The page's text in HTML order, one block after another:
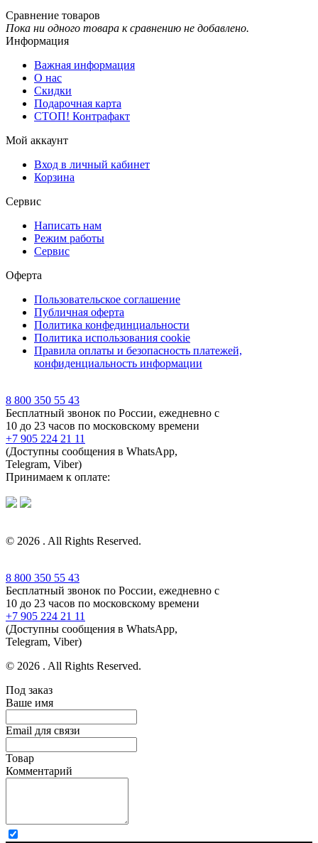
Сравнение товаров
Пока ни одного товара к сравнению не добавлено.
Информация
Важная информация
О нас
Скидки
Подарочная карта
СТОП! Контрафакт
Мой аккаунт
Вход в личный кабинет
Корзина
Сервис
Написать нам
Режим работы
Сервис
Оферта
Пользовательское соглашение
Публичная оферта
Политика конфединциальности
Политика использования cookie
Правила оплаты и безопасность платежей,
конфиденциальность информации
8 800 350 55 43
Бесплатный звонок по России, ежедневно с
10 до 23 часов по московскому времени
+7 905 224 21 11
(Доступны сообщения в WhatsApp,
Telegram, Viber)
Принимаем к оплате:
© 2026 . All Rights Reserved.
8 800 350 55 43
Бесплатный звонок по России, ежедневно с
10 до 23 часов по московскому времени
+7 905 224 21 11
(Доступны сообщения в WhatsApp,
Telegram, Viber)
© 2026 . All Rights Reserved.
Под заказ
Ваше имя
Email для связи
Товар
Комментарий